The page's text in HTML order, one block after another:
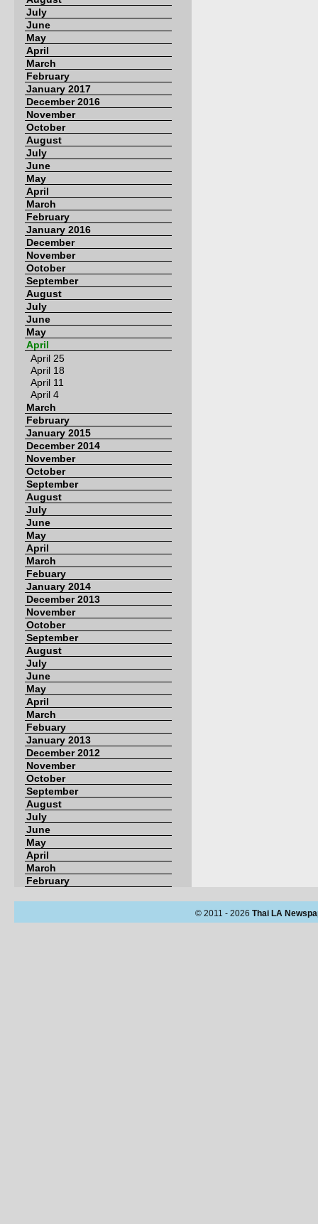
July
June
May
April
March
February
January 2017
December 2016
November
October
August
July
June
May
April
March
February
January 2016
December
November
October
September
August
July
June
May
April
April 25
April 18
April 11
April 4
March
February
January 2015
December 2014
November
October
September
August
July
June
May
April
March
Febuary
January 2014
December 2013
November
October
September
August
July
June
May
April
March
Febuary
January 2013
December 2012
November
October
September
August
July
June
May
April
March
February
© 2011 - 2026 Thai LA